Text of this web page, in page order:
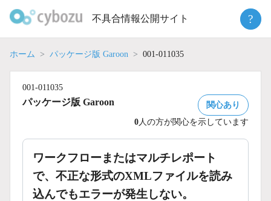
不具合情報公開サイト ?
ホーム パッケージ版 Garoon 001-011035
001-011035
パッケージ版 Garoon
関心あり
0 人の方が関心を示しています
ワークフローまたはマルチレポート
で、不正な形式のXMLファイルを読み
込んでもエラーが発生しない。